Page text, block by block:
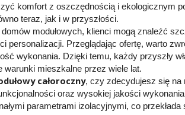
komfort z oszczędnością i ekologicznym
teraz, jak i w przyszłości.
modułowych, klienci mogą znaleźć
personalizacji. Przeglądając ofertę, warto
wykonania. Dzięki temu, każdy przyszły
mieszkalne przez wiele lat.
całoroczny, czy zdecydujesz się na
oraz wysokiej jakości
parametrami izolacyjnymi, co